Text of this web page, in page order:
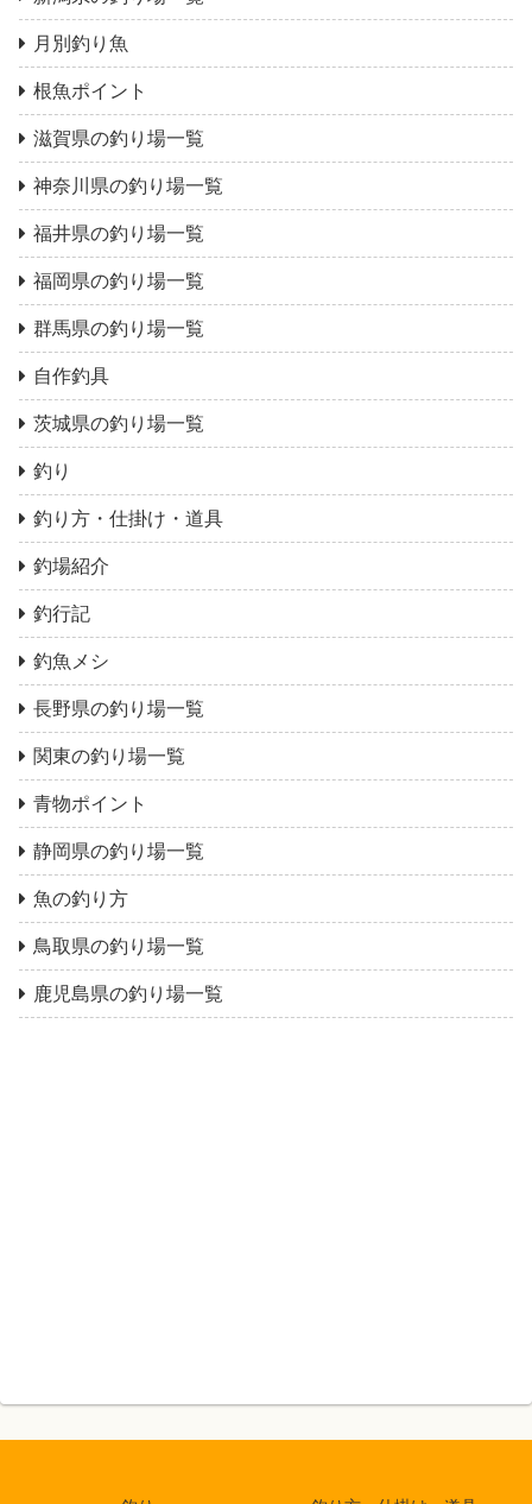
月別釣り魚
根魚ポイント
滋賀県の釣り場一覧
神奈川県の釣り場一覧
福井県の釣り場一覧
福岡県の釣り場一覧
群馬県の釣り場一覧
自作釣具
茨城県の釣り場一覧
釣り
釣り方・仕掛け・道具
釣場紹介
釣行記
釣魚メシ
長野県の釣り場一覧
関東の釣り場一覧
青物ポイント
静岡県の釣り場一覧
魚の釣り方
鳥取県の釣り場一覧
鹿児島県の釣り場一覧